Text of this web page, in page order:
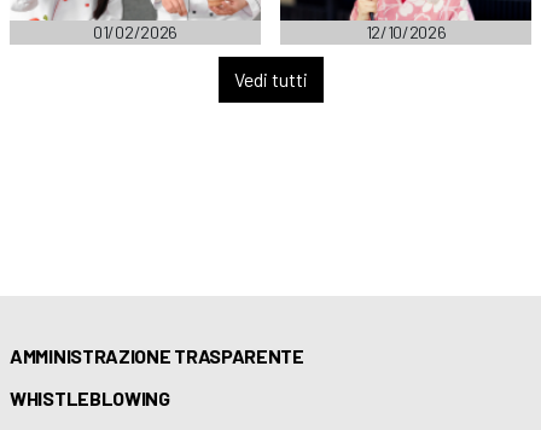
01/02/2026 12/10/2026
Vedi tutti
AMMINISTRAZIONE TRASPARENTE
WHISTLEBLOWING